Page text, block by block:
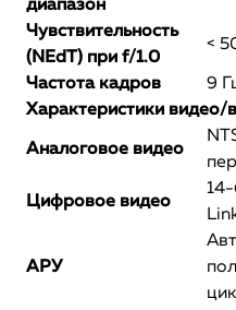
диапазон
Чувствительность
(NEdT) при f/1.0
<
Частота кадров
9
Характеристики
Аналоговое видео
Цифровое видео
14-
АРУ